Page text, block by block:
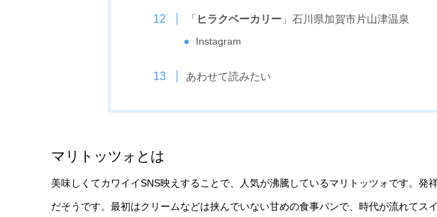
「 ヒラクベーカリー」石川県加賀市片山津温泉
Instagram
あわせて読みたい
マリトッツォとは
美味しくてカワイイSNS映えすることで、人気が沸騰しているマリトッツォです。発
だそうです。最初はクリームなどは挟んでいない甘めの食事パンで、時代が流れてス